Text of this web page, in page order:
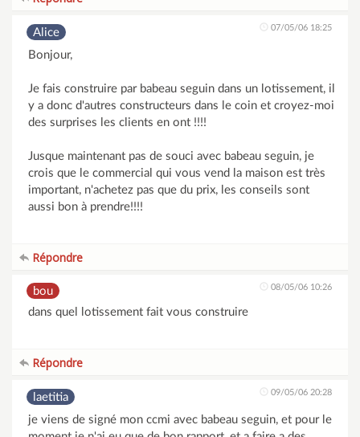
Alice 07/05/06 18:25
Bonjour,
Je fais construire par babeau seguin dans un lotissement, il
y a donc d'autres constructeurs dans le coin et croyez-moi
des surprises les clients en ont !!!!
Jusque maintenant pas de souci avec babeau seguin, je
crois que le commercial qui vous vend la maison est très
important, n'achetez pas que du prix, les conseils sont
aussi bon à prendre!!!!
Répondre
bou 08/05/06 10:26
dans quel lotissement fait vous construire
Répondre
laetitia 09/05/06 20:28
je viens de signé mon ccmi avec babeau seguin, et pour le